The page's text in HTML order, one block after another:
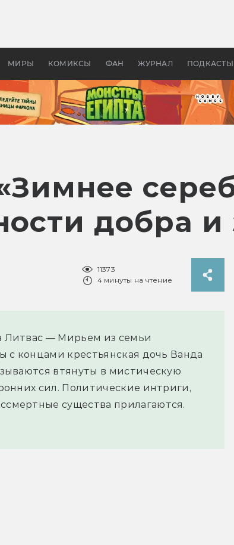
МИРЫ КОМИКСЫ ФАН ЖУРНАЛ ПОДКАСТЫ
в России —
бы «Властелина
добра и
11373
4 минуты на чтение
Литвас — Мирьем из семьи
с концами крестьянская дочь Ванда
втянуты в мистическую
сил. Политические интриги,
существа прилагаются.